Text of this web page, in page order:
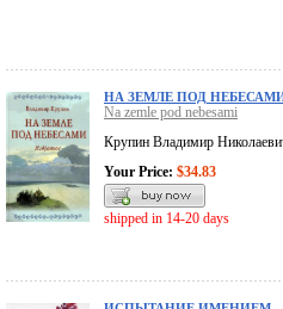
НА ЗЕМЛЕ ПОД
Na zemle pod nebesami
Крупин Владимир
Your Price: $34.83
shipped in 14-20 days